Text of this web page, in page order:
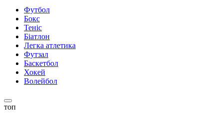
Футбол
Бокс
Теніс
Біатлон
Легка атлетика
Футзал
Баскетбол
Хокей
Волейбол
топ